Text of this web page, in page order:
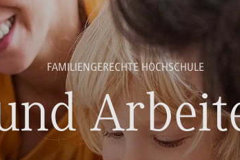
FAMILIENGERECHTE HOCHSCHULE